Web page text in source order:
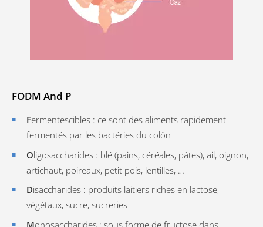
FODM And P
Fermentescibles : ce sont des aliments rapidement
fermentés par les bactéries du colôn
Oligosaccharides : blé (pains, céréales, pâtes), ail, oignon,
artichaut, poireaux, petit pois, lentilles, …
Disaccharides : produits laitiers riches en lactose,
végétaux, sucre, sucreries
Monosaccharides : sous forme de fructose dans